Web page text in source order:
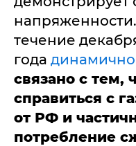
течение
года
связано с тем,
справиться с
от РФ и
потребление